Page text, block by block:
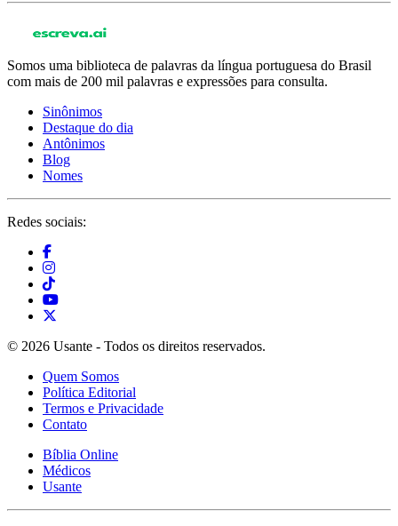
Somos uma biblioteca de palavras da língua portuguesa do Brasil
com mais de 200 mil palavras e expressões para consulta.
Sinônimos
Destaque do dia
Antônimos
Blog
Nomes
Redes sociais:
© 2026 Usante - Todos os direitos reservados.
Quem Somos
Política Editorial
Termos e Privacidade
Contato
Bíblia Online
Médicos
Usante